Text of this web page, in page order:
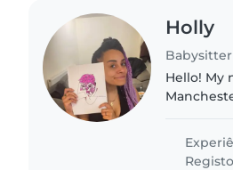
Holly
Hello! My
Certified